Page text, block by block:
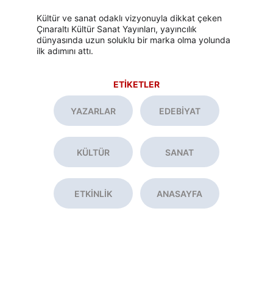
Kültür ve sanat odaklı vizyonuyla dikkat çeken
Çınaraltı Kültür Sanat Yayınları, yayıncılık
dünyasında uzun soluklu bir marka olma yolunda
ilk adımını attı.
ETİKETLER
YAZARLAR EDEBİYAT
KÜLTÜR SANAT
ANASAYFA
ETKİNLİK